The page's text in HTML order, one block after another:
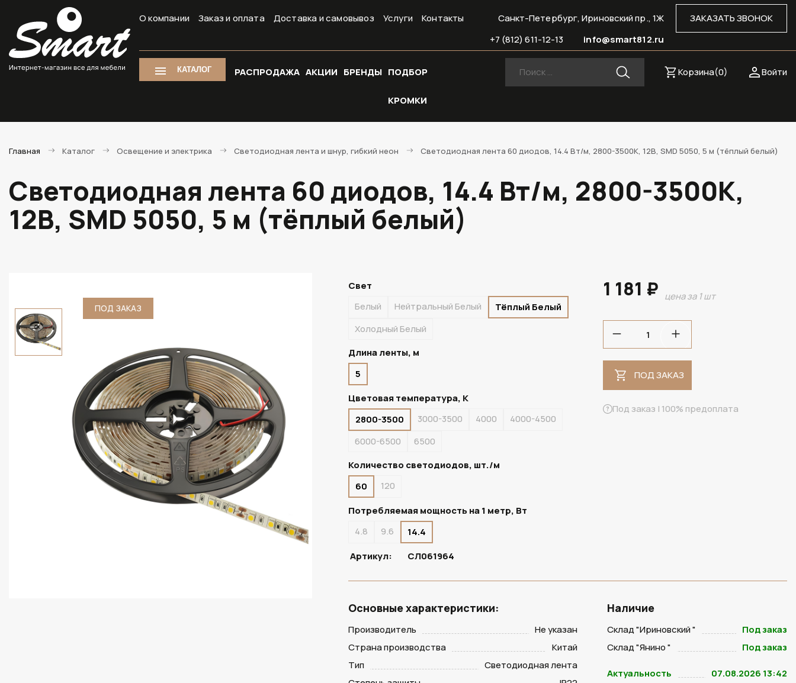
О компании Заказ и оплата Доставка и самовывоз Услуги Контакты ЗАКАЗАТЬ ЗВОНОК
Санкт-Петербург, Ириновский пр., 1Ж
info@smart812.ru
+7 (812) 611-12-13
КАТАЛОГ РАСПРОДАЖА АКЦИИ БРЕНДЫ ПОДБОР
КРОМКИ
Войти
Корзина(0)
Главная Каталог Освещение и электрика Светодиодная лента и шнур, гибкий неон Светодиодная лента 60 диодов, 14.4 Вт/м, 2800-3500К, 12В, SMD 5050, 5 м (тёплый белый)
Светодиодная лента 60 диодов, 14.4 Вт/м, 2800-3500К,
12В, SMD 5050, 5 м (тёплый белый)
ПОД ЗАКАЗ
Свет
Белый
Нейтральный Белый
Тёплый Белый
Холодный Белый
Длина ленты, м
5
Цветовая температура, К
2800-3500
3000-3500 4000
4000-4500
6000-6500
6500
Количество светодиодов, шт./м
60
120
Потребляемая мощность на 1 метр, Вт
4.8
9.6
14.4
Артикул:
СЛ061964
1 181 ₽ цена за 1 шт
ПОД ЗАКАЗ
Под заказ | 100% предоплата
Основные характеристики:
Производитель
Не указан
Страна производства
Китай
Тип
Светодиодная лента
Наличие
Склад "Ириновский "
Под заказ
Склад "Янино "
Под заказ
Актуальность 07.08.2026 13:42